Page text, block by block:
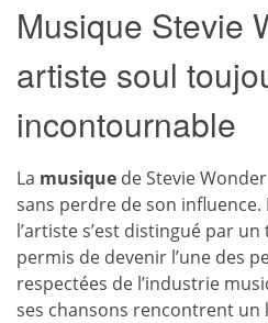
Musique Stevie
artiste soul
incontournable
La musique de Stevie
sans perdre de son influence.
l’artiste s’est distingué par
permis de devenir l’une des
respectées de l’industrie
ses chansons rencontrent un